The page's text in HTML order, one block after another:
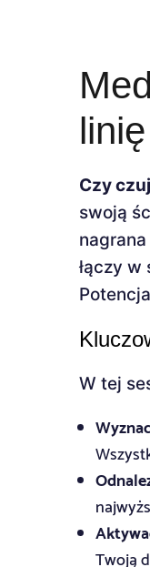
Czy
swoją
łączy
W tej
Twoją